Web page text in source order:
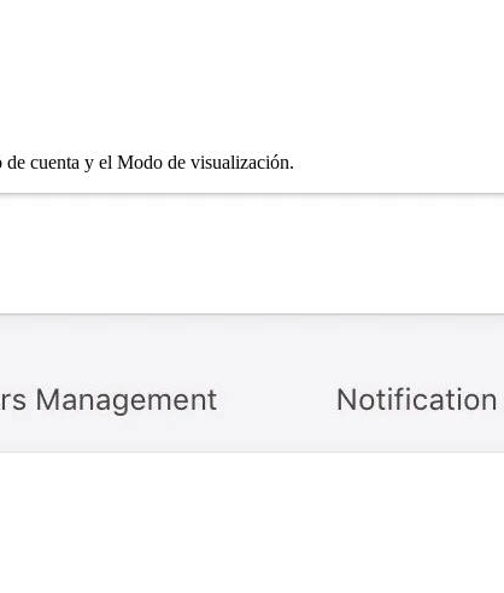
de cuenta y el Modo de visualización.